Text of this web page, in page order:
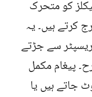
کو متحرک
کرتے ہیں۔ یہ
سے جڑتے
پیغام مکمل
جاتے ہیں یا